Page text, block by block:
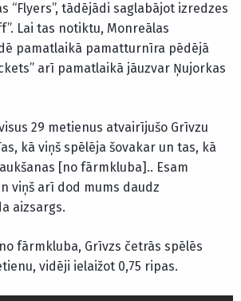
“Flyers”, tādējādi saglabājot izredzes
Lai tas notiktu, Monreālas
pamatlaikā pamatturnīra pēdējā
arī pamatlaikā jāuzvar Ņujorkas
29 metienus atvairījušo Grīvzu
kā viņš spēlēja šovakar un tas, kā
[no fārmkluba].. Esam
viņš arī dod mums daudz
aizsargs.
fārmkluba, Grīvzs četrās spēlēs
vidēji ielaižot 0,75 ripas.